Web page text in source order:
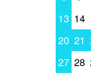
13 14
20 21
27 28